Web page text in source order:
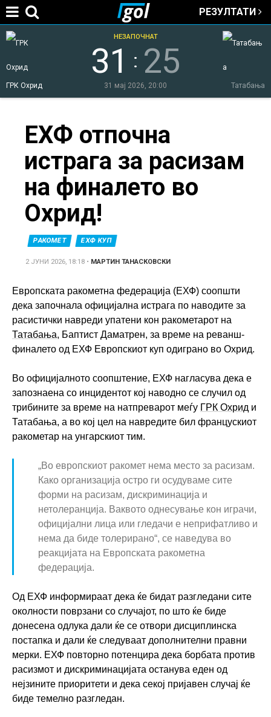
Jump to navigation
РЕЗУЛТАТИ
ГРК Охрид Татабања
31 : 25
НЕЗАПОЧНАТ
31 мај 2026, 20:00
here
ЕХФ отпочна
истрага за расизам
на финалето во
Охрид!
РАКОМЕТ ЕХФ КУП
2 ЈУНИ 2026, 18:18 • МАРТИН ТАНАСКОВСКИ
Европската ракометна федерација (ЕХФ) соопшти
дека започнала официјална истрага по наводите за
расистички навреди упатени кон ракометарот на
Татабања, Баптист Даматрен, за време на реванш-
финалето од ЕХФ Европскиот куп одиграно во Охрид.
Во официјалното соопштение, ЕХФ нагласува дека е
запознаена со инцидентот кој наводно се случил од
трибините за време на натпреварот меѓу ГРК Охрид и
Татабања, а во кој цел на навредите бил францускиот
ракометар на унгарскиот тим.
„Во европскиот ракомет нема место за расизам.
Како организација остро ги осудуваме сите
форми на расизам, дискриминација и
нетолеранција. Ваквото однесување кон играчи,
официјални лица или гледачи е неприфатливо и
нема да биде толерирано“, се наведува во
реакцијата на Европската ракометна
федерација.
Од ЕХФ информираат дека ќе бидат разгледани сите
околности поврзани со случајот, по што ќе биде
донесена одлука дали ќе се отвори дисциплинска
постапка и дали ќе следуваат дополнителни правни
мерки. ЕХФ повторно потенцира дека борбата против
расизмот и дискриминацијата останува еден од
нејзините приоритети и дека секој пријавен случај ќе
биде темелно разгледан.